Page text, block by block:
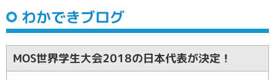
わかできブログ
MOS世界学生大会2018の日本代表が決定！